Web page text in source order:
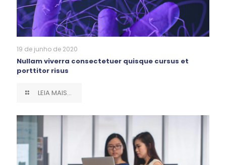
19 de junho de 2020
Nullam viverra consectetuer quisque cursus et
porttitor risus
LEIA MAIS...